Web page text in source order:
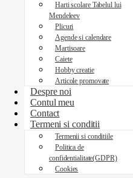
Harti scolare Tabelul lui
Mendeleev
Plicuri
Agende si calendare
Martisoare
Caiete
Hobby creatie
Articole promovate
Despre noi
Contul meu
Contact
Termeni si conditii
Termenii si conditiile
Politica de
confidentialitate(GDPR)
Cookies